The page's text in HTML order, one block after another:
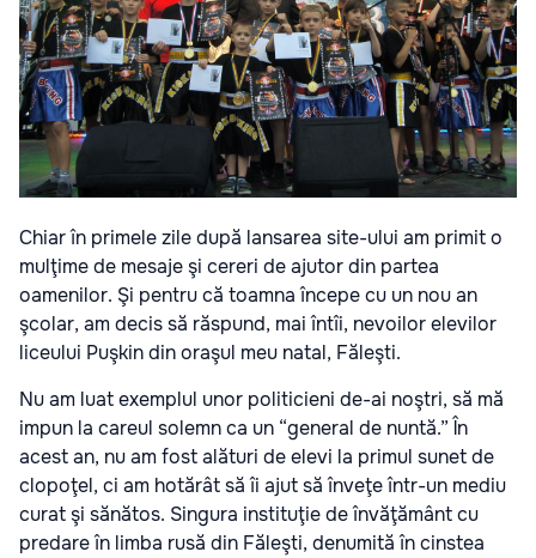
Chiar în primele zile după lansarea site-ului am primit o
mulţime de mesaje şi cereri de ajutor din partea
oamenilor. Şi pentru că toamna începe cu un nou an
şcolar, am decis să răspund, mai întîi, nevoilor elevilor
liceului Puşkin din oraşul meu natal, Făleşti.
Nu am luat exemplul unor politicieni de-ai noştri, să mă
impun la careul solemn ca un “general de nuntă.” În
acest an, nu am fost alături de elevi la primul sunet de
clopoţel, ci am hotărât să îi ajut să înveţe într-un mediu
curat şi sănătos. Singura instituţie de învăţământ cu
predare în limba rusă din Făleşti, denumită în cinstea